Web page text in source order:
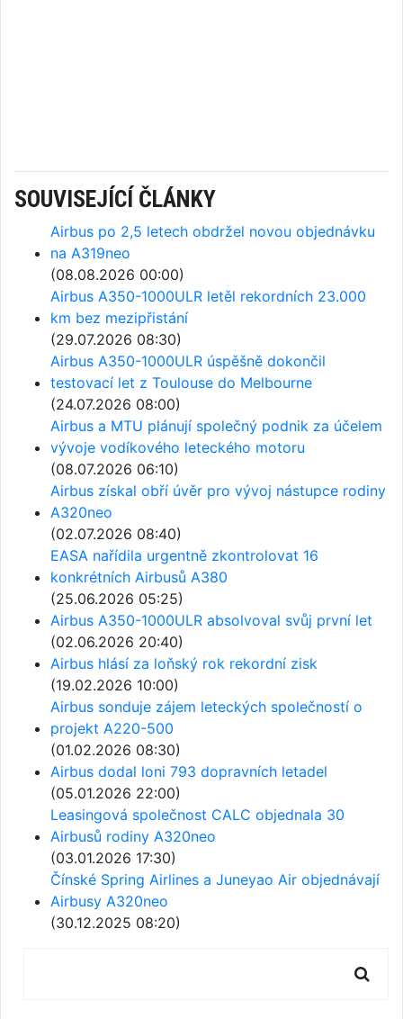
SOUVISEJÍCÍ ČLÁNKY
Airbus po 2,5 letech obdržel novou objednávku
na A319neo
(08.08.2026 00:00)
Airbus A350-1000ULR letěl rekordních 23.000
km bez mezipřistání
(29.07.2026 08:30)
Airbus A350-1000ULR úspěšně dokončil
testovací let z Toulouse do Melbourne
(24.07.2026 08:00)
Airbus a MTU plánují společný podnik za účelem
vývoje vodíkového leteckého motoru
(08.07.2026 06:10)
Airbus získal obří úvěr pro vývoj nástupce rodiny
A320neo
(02.07.2026 08:40)
EASA nařídila urgentně zkontrolovat 16
konkrétních Airbusů A380
(25.06.2026 05:25)
Airbus A350-1000ULR absolvoval svůj první let
(02.06.2026 20:40)
Airbus hlásí za loňský rok rekordní zisk
(19.02.2026 10:00)
Airbus sonduje zájem leteckých společností o
projekt A220-500
(01.02.2026 08:30)
Airbus dodal loni 793 dopravních letadel
(05.01.2026 22:00)
Leasingová společnost CALC objednala 30
Airbusů rodiny A320neo
(03.01.2026 17:30)
Čínské Spring Airlines a Juneyao Air objednávají
Airbusy A320neo
(30.12.2025 08:20)